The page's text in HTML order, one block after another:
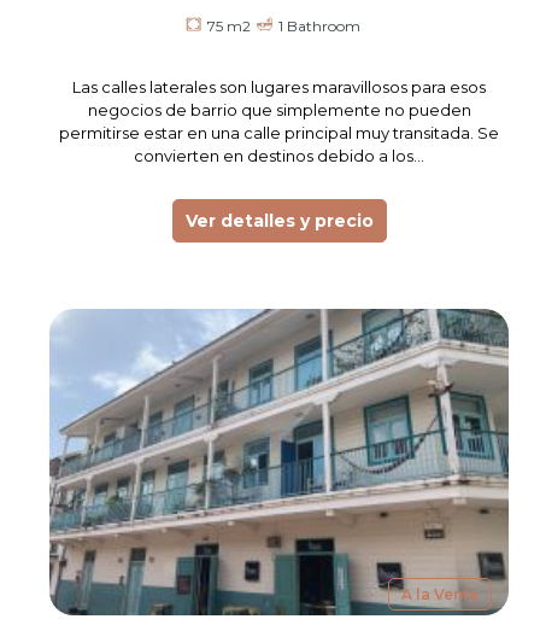
75 m2 1 Bathroom
Las calles laterales son lugares maravillosos para esos
negocios de barrio que simplemente no pueden
permitirse estar en una calle principal muy transitada. Se
convierten en destinos debido a los…
Ver detalles y precio
A la Venta